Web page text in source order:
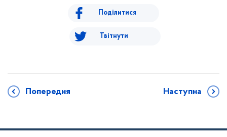
Поділитися
Твітнути
Попередня Наступна